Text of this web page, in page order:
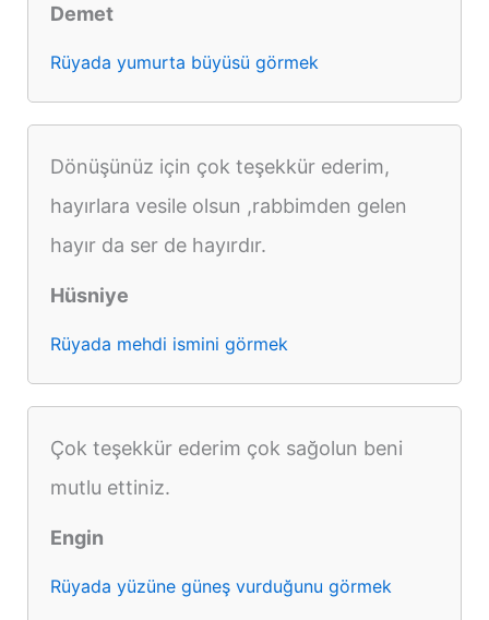
Demet
Rüyada yumurta büyüsü görmek
Dönüşünüz için çok teşekkür ederim,
hayırlara vesile olsun ,rabbimden gelen
hayır da ser de hayırdır.
Hüsniye
Rüyada mehdi ismini görmek
Çok teşekkür ederim çok sağolun beni
mutlu ettiniz.
Engin
Rüyada yüzüne güneş vurduğunu görmek